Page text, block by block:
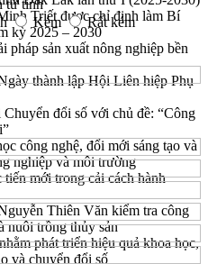
Triết được chỉ định làm Bí
kỳ 2025 – 2030
pháp sản xuất nông nghiệp bền
thành lập Hội Liên hiệp Phụ
đổi số với chủ đề: “Công
công nghệ, đổi mới sáng tạo và
nghiệp và môi trường
mới trong cải cách hành
Thiên Văn kiểm tra công
nuôi trồng thủy sản
phát triển hiệu quả khoa học,
và chuyển đổi số
tử tỉnh
Kém
Rất kém